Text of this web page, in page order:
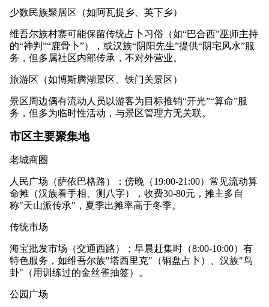
少数民族聚居区（如阿瓦提乡、英下乡）
维吾尔族村寨可能保留传统占卜习俗（如“巴合西”巫师主持
的“神判”“鹿骨卜”），或汉族“阴阳先生”提供“阴宅风水”服
务，但多属社区内部传承，不对外营业。
旅游区（如博斯腾湖景区、铁门关景区）
景区周边偶有流动人员以游客为目标推销“开光”“算命”服
务，但多为临时性活动，与景区管理方无关联。
市区主要聚集地
老城商圈
人民广场（萨依巴格路）：傍晚（19:00-21:00）常见流动算
命摊（汉族看手相、测八字），收费30-80元，摊主多自
称"天山派传承"，夏季出摊率高于冬季。
传统市场
海宝批发市场（交通西路）：早晨赶集时（8:00-10:00）有
特色服务，如维吾尔族"塔西里克"（铜盘占卜）、汉族"鸟
卦"（用训练过的金丝雀抽签）。
公园广场